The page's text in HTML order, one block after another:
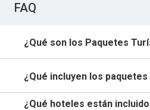
FAQ
¿Qué son los Paquetes
¿Qué incluyen los
¿Qué hoteles están